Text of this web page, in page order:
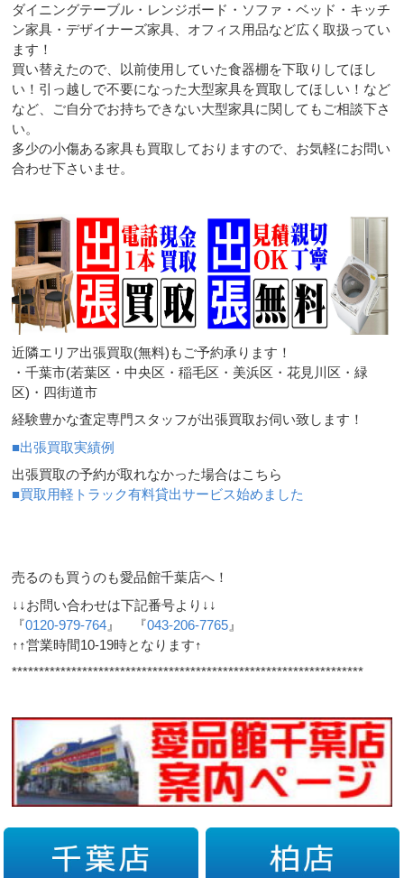
ダイニングテーブル・レンジボード・ソファ・ベッド・キッチ
ン家具・デザイナーズ家具、オフィス用品など広く取扱ってい
ます！
買い替えたので、以前使用していた食器棚を下取りしてほし
い！引っ越しで不要になった大型家具を買取してほしい！など
など、ご自分でお持ちできない大型家具に関してもご相談下さ
い。
多少の小傷ある家具も買取しておりますので、お気軽にお問い
合わせ下さいませ。
近隣エリア出張買取(無料)もご予約承ります！
・千葉市(若葉区・中央区・稲毛区・美浜区・花見川区・緑
区)・四街道市
経験豊かな査定専門スタッフが出張買取お伺い致します！
■出張買取実績例
出張買取の予約が取れなかった場合はこちら
■買取用軽トラック有料貸出サービス始めました
売るのも買うのも愛品館千葉店へ！
↓↓お問い合わせは下記番号より↓↓
『0120-979-764 』 『043-206-7765 』
↑↑営業時間10-19時となります↑
*****************************************************************